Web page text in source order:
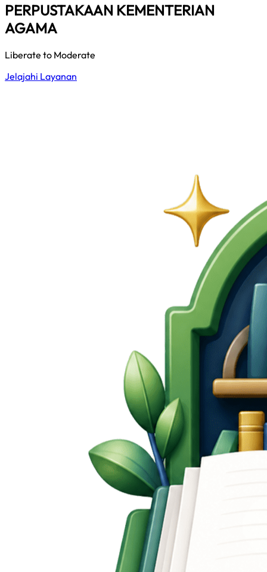
PERPUSTAKAAN KEMENTERIAN
AGAMA
Liberate to Moderate
Jelajahi Layanan